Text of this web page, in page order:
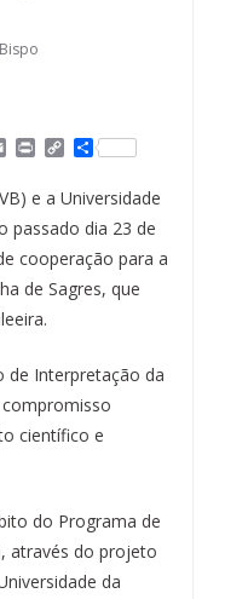
E
a
i
l
P
n
t
C
p
y
L
n
k
S
r
e
e a Universidade
passado dia 23 de
cooperação para a
de Sagres, que
de Interpretação da
científico e
do Programa de
através do projeto
da